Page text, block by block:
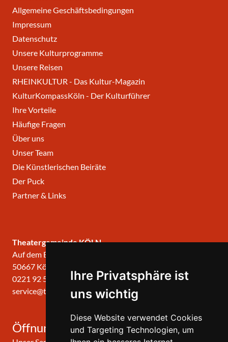
Ihre Privatsphäre ist
uns wichtig
Diese Website verwendet Cookies
und Targeting Technologien, um
Allgemeine Geschäftsbedingungen
Impressum
Datenschutz
Unsere Kulturprogramme
Unsere Reisen
RHEINKULTUR - Das Kultur-Magazin
KulturKompassKöln - Der Kulturführer
Ihre Vorteile
Häufige Fragen
Über uns
Unser Team
Die Künstlerischen Beiräte
Der Puck
Partner & Links
Theatergemeinde KÖLN
Auf dem Berlich 34
50667 Köln
0221 92 57 420
service@theatergemeinde-koeln.de
Öffnungszeiten